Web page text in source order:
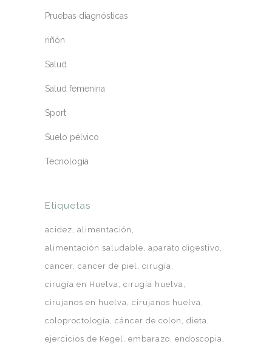
Pruebas diagnósticas
riñón
Salud
Salud femenina
Sport
Suelo pélvico
Tecnología
Etiquetas
acidez alimentación
alimentación saludable aparato digestivo
cancer cancer de piel cirugía
cirugía en Huelva cirugía huelva
cirujanos en huelva cirujanos huelva
coloproctología cáncer de colon
dieta
ejercicios de Kegel embarazo endoscopia